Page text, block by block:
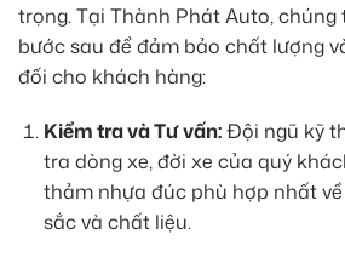
trọng. Tại Thành Phát Auto,
bước sau để đảm bảo chất lượng
đối cho khách hàng:
Kiểm tra và Tư vấn:Đội ngũ kỹ
tra dòng xe, đời xe của quý
thảm nhựa đúc phù hợp nhất
sắc và chất liệu.